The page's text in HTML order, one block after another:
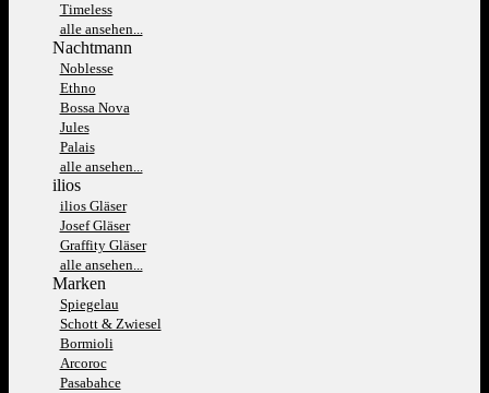
Timeless
alle ansehen...
Nachtmann
Noblesse
Ethno
Bossa Nova
Jules
Palais
alle ansehen...
ilios
ilios Gläser
Josef Gläser
Graffity Gläser
alle ansehen...
Marken
Spiegelau
Schott & Zwiesel
Bormioli
Arcoroc
Pasabahce